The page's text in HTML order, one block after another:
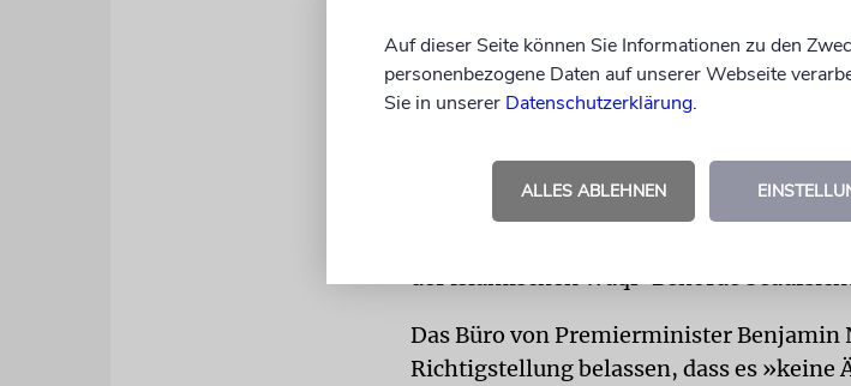
diskriminierende Politik auf dem
dort beten dürfe. Wenn es nach ihm
»schon längst« die israelische Fahne
Das Büro von Premierminister Benjamin
Richtigstellung belassen, dass es »keine
Auf dieser Seite können Sie Informationen zu den
personenbezogene Daten auf unserer Webseite
Sie in unserer Datenschutzerklärung.
ALLES ABLEHNEN